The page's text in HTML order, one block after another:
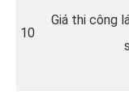
10
Giá thi công